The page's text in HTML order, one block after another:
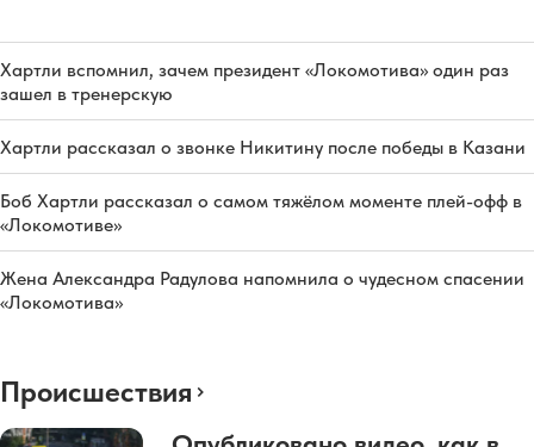
Хартли вспомнил, зачем президент «Локомотива» один раз
зашел в тренерскую
Хартли рассказал о звонке Никитину после победы в Казани
Боб Хартли рассказал о самом тяжёлом моменте плей-офф в
«Локомотиве»
Жена Александра Радулова напомнила о чудесном спасении
«Локомотива»
Происшествия